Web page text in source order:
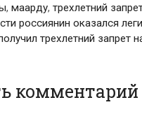
, маарду, трехлетний
россиянин оказался
трехлетний запрет
комментарий